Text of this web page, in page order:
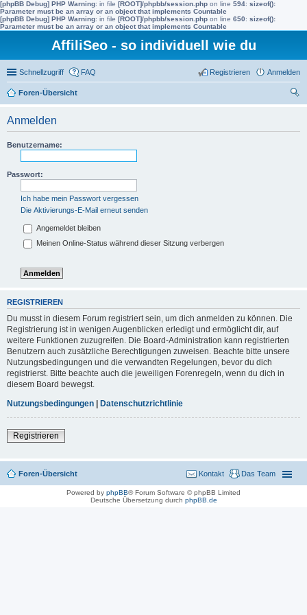
[phpBB Debug] PHP Warning: in file [ROOT]/phpbb/session.php on line 594: sizeof():
Parameter must be an array or an object that implements Countable
[phpBB Debug] PHP Warning: in file [ROOT]/phpbb/session.php on line 650: sizeof():
Parameter must be an array or an object that implements Countable
AffiliSeo - so individuell wie du
Schnellzugriff FAQ Anmelden
Registrieren
Foren-Übersicht
Anmelden
Benutzername:
Passwort:
Ich habe mein Passwort vergessen
Die Aktivierungs-E-Mail erneut senden
Angemeldet bleiben
Meinen Online-Status während dieser Sitzung verbergen
REGISTRIEREN
Du musst in diesem Forum registriert sein, um dich anmelden zu können. Die
Registrierung ist in wenigen Augenblicken erledigt und ermöglicht dir, auf
weitere Funktionen zuzugreifen. Die Board-Administration kann registrierten
Benutzern auch zusätzliche Berechtigungen zuweisen. Beachte bitte unsere
Nutzungsbedingungen und die verwandten Regelungen, bevor du dich
registrierst. Bitte beachte auch die jeweiligen Forenregeln, wenn du dich in
diesem Board bewegst.
Nutzungsbedingungen | Datenschutzrichtlinie
Registrieren
Foren-Übersicht Das Team
Kontakt
Powered by phpBB® Forum Software © phpBB Limited
Deutsche Übersetzung durch phpBB.de